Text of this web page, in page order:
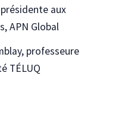
aux
APN Global
professeure
TÉLUQ